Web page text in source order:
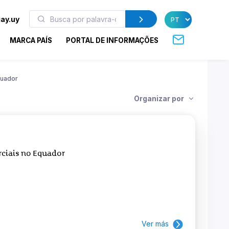
MARCA PAÍS PORTAL DE INFORMAÇÕES
Organizar por
no Equador
Ver más